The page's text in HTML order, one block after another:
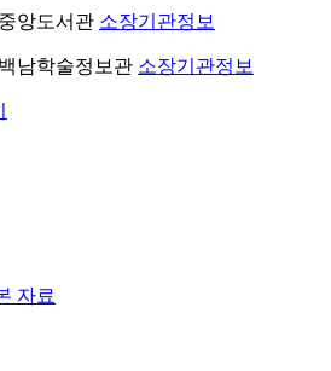
앙도서관 소장기관정보
남학술정보관 소장기관정보
자료